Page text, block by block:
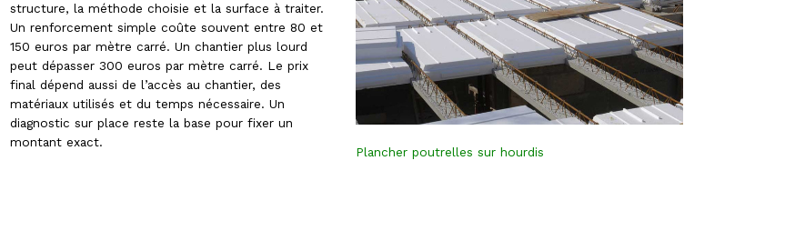
structure, la méthode choisie et la surface à traiter.
Un renforcement simple coûte souvent entre 80 et
150 euros par mètre carré. Un chantier plus lourd
peut dépasser 300 euros par mètre carré. Le prix
final dépend aussi de l’accès au chantier, des
matériaux utilisés et du temps nécessaire. Un
diagnostic sur place reste la base pour fixer un
montant exact.
Plancher poutrelles sur hourdis